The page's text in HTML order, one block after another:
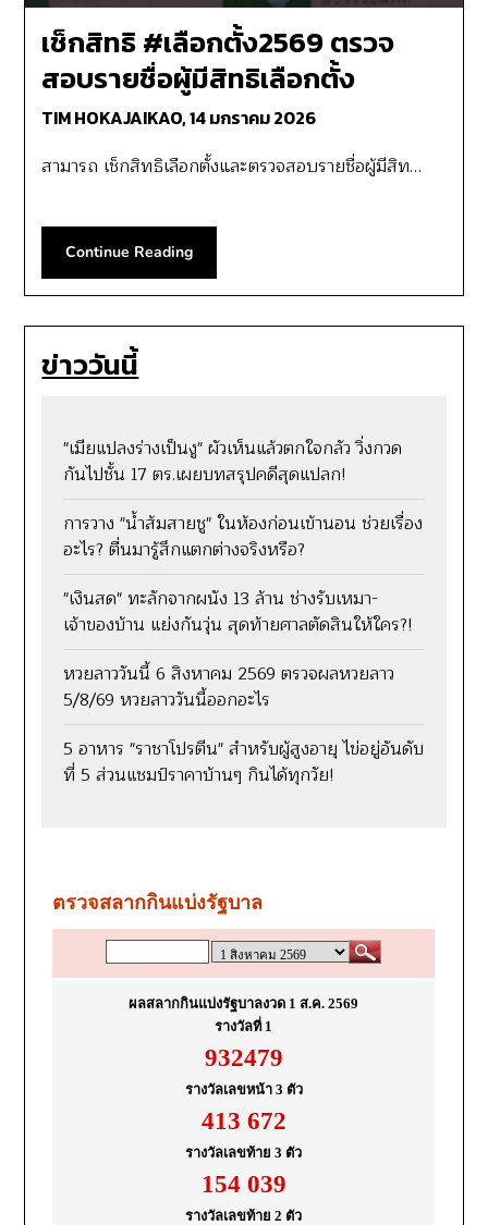
เช็กสิทธิ #เลือกตั้ง2569 ตรวจ
สอบรายชื่อผู้มีสิทธิเลือกตั้ง
TIM HOKAJAIKAO,14 มกราคม 2026
สามารถ เช็กสิทธิเลือกตั้งและตรวจสอบรายชื่อผู้มีสิท…
Continue Reading
ข่าววันนี้
"เมียแปลงร่างเป็นงู" ผัวเห็นแล้วตกใจกลัว วิ่งกวด
กันไปชั้น 17 ตร.เผยบทสรุปคดีสุดแปลก!
การวาง "น้ำส้มสายชู" ในห้องก่อนเข้านอน ช่วยเรื่อง
อะไร? ตื่นมารู้สึกแตกต่างจริงหรือ?
"เงินสด" ทะลักจากผนัง 13 ล้าน ช่างรับเหมา-
เจ้าของบ้าน แย่งกันวุ่น สุดท้ายศาลตัดสินให้ใคร?!
หวยลาววันนี้ 6 สิงหาคม 2569 ตรวจผลหวยลาว
5/8/69 หวยลาววันนี้ออกอะไร
5 อาหาร "ราชาโปรตีน" สำหรับผู้สูงอายุ ไข่อยู่อันดับ
ที่ 5 ส่วนแชมป์ราคาบ้านๆ กินได้ทุกวัย!